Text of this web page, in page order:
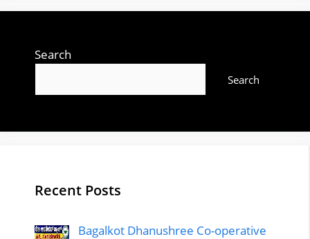
Search
Search
Recent Posts
Bagalkot Dhanushree Co-operative